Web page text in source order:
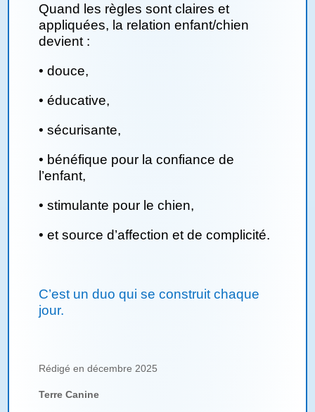
Quand les règles sont claires et
appliquées, la relation enfant/chien
devient :
• douce,
• éducative,
• sécurisante,
• bénéfique pour la confiance de
l’enfant,
• stimulante pour le chien,
• et source d’affection et de complicité.
C’est un duo qui se construit chaque
jour.
Rédigé en décembre 2025
Terre Canine